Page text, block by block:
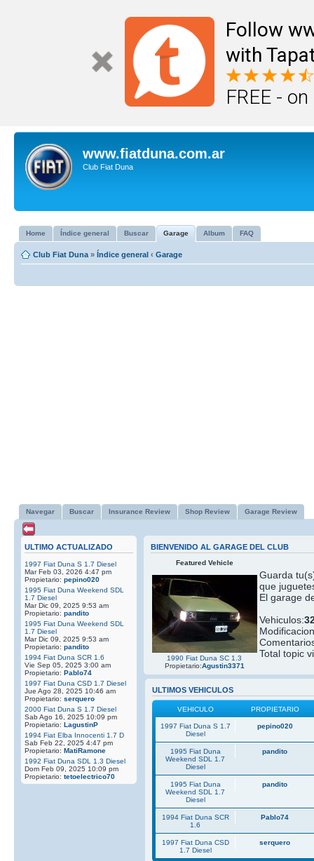
Follow
with
FREE -
www.fiatduna.com.ar
Club Fiat Duna
Home Índice general Buscar Garage Album FAQ
Club Fiat Duna » Índice general ‹ Garage
Navegar Buscar Insurance Review Shop Review Garage Review
ULTIMO ACTUALIZADO
1997 Fiat Duna S 1.7 Diesel
Mar Feb 03, 2026 4:47 pm
Propietario: pepino020
1995 Fiat Duna Weekend SDL
1.7 Diesel
Mar Dic 09, 2025 9:53 am
Propietario: pandito
1995 Fiat Duna Weekend SDL
1.7 Diesel
Mar Dic 09, 2025 9:53 am
Propietario: pandito
1994 Fiat Duna SCR 1.6
Vie Sep 05, 2025 3:00 am
Propietario: Pablo74
1997 Fiat Duna CSD 1.7 Diesel
Jue Ago 28, 2025 10:46 am
Propietario: serquero
2000 Fiat Duna S 1.7 Diesel
Sab Ago 16, 2025 10:09 pm
Propietario: LagustinP
1994 Fiat Elba Innocenti 1.7 D
Sab Feb 22, 2025 4:47 pm
Propietario: MatiRamone
1992 Fiat Duna SDL 1.3 Diesel
Dom Feb 09, 2025 10:09 pm
Propietario: tetoelectrico70
BIENVENIDO AL GARAGE DEL CLUB
Featured Vehicle
1990 Fiat Duna SC 1.3
Propietario:Agustin3371
Guarda
que
El garage
Vehiculos:
Total topic
ULTIMOS VEHICULOS
VEHICULO PROPIETARIO
1997 Fiat Duna S 1.7
Diesel
pepino020
1995 Fiat Duna
Weekend SDL 1.7
Diesel
pandito
1995 Fiat Duna
Weekend SDL 1.7
Diesel
pandito
1994 Fiat Duna SCR
1.6
Pablo74
1997 Fiat Duna CSD
1.7 Diesel
serquero